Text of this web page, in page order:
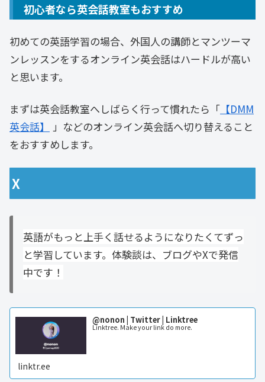
初心者なら英会話教室もおすすめ
初めての英語学習の場合、外国人の講師とマンツーマ
ンレッスンをするオンライン英会話はハードルが高い
と思います。
まずは英会話教室へしばらく行って慣れたら「 【DMM
英会話】
」などのオンライン英会話へ切り替えること
をおすすめします。
X
英語がもっと上手く話せるようになりたくてずっ
と学習しています。体験談は、ブログやXで発信
中です！
@nonon | Twitter | Linktree
Linktree. Make your link do more.
linktr.ee